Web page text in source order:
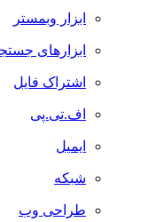
ابزار وبمستر
ابزارهای جستجو
اشتراک فایل
اف.تی.پی
ایمیل
شبکه
طراحی وب